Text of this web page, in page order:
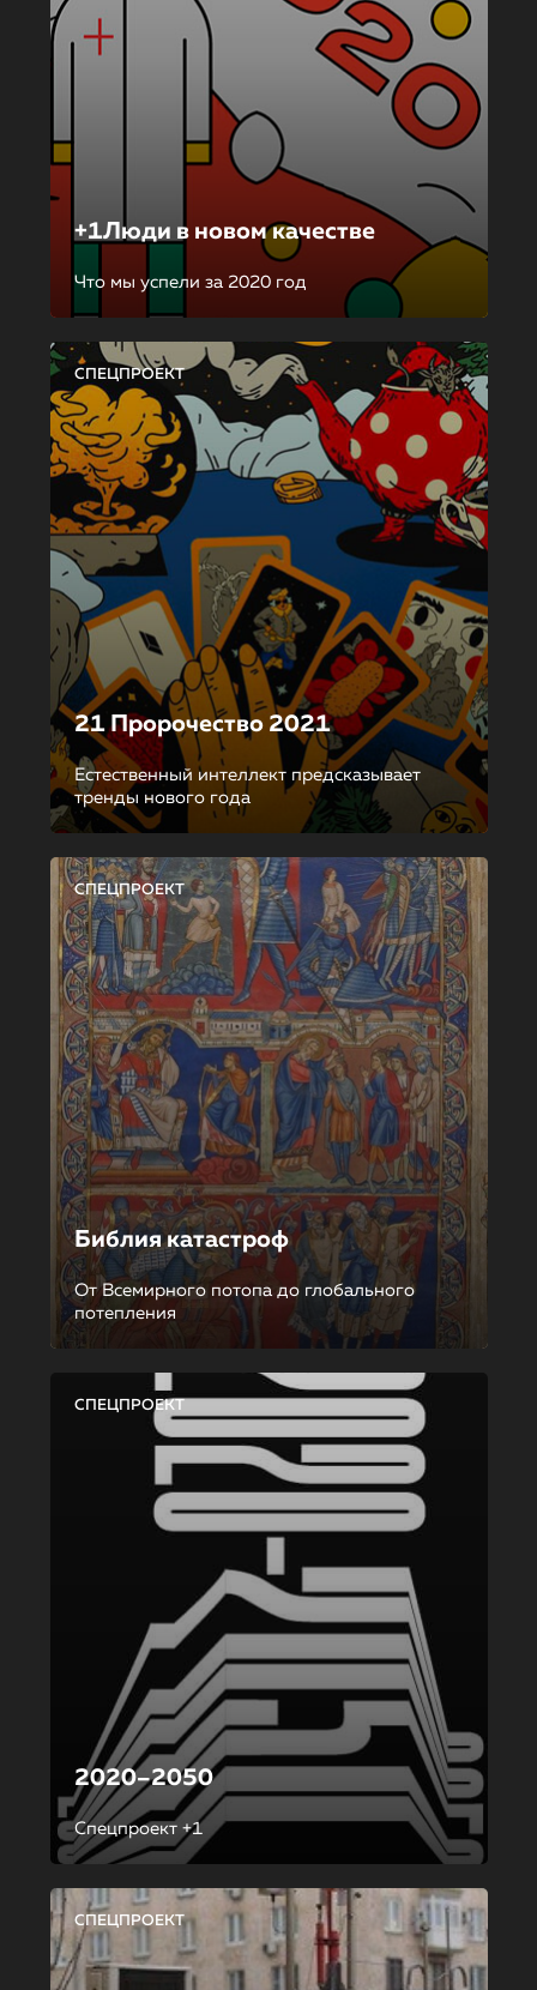
+1Люди в новом качестве
Что мы успели за 2020 год
СПЕЦПРОЕКТ
21 Пророчество 2021
Естественный интеллект предсказывает
тренды нового года
СПЕЦПРОЕКТ
Библия катастроф
От Всемирного потопа до глобального
потепления
СПЕЦПРОЕКТ
2020–2050
Спецпроект +1
СПЕЦПРОЕКТ